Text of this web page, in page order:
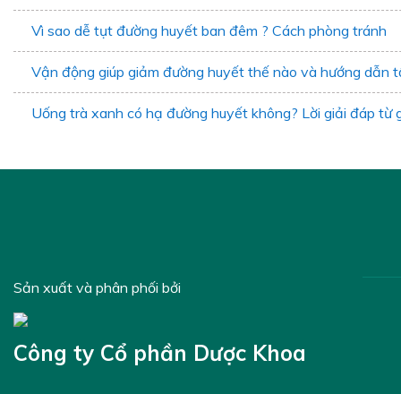
Vì sao dễ tụt đường huyết ban đêm ? Cách phòng tránh
Vận động giúp giảm đường huyết thế nào và hướng dẫn
Uống trà xanh có hạ đường huyết không? Lời giải đáp từ
Sản xuất và phân phối bởi
Công ty Cổ phần Dược Khoa